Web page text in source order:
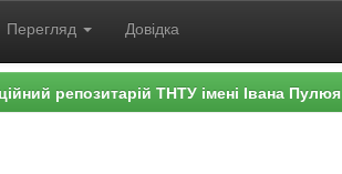
Перегляд Довідка
репозитарій ТНТУ імені Івана Пулюя